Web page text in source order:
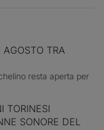
TRA
resta aperta per
TORINESI
SONORE DEL